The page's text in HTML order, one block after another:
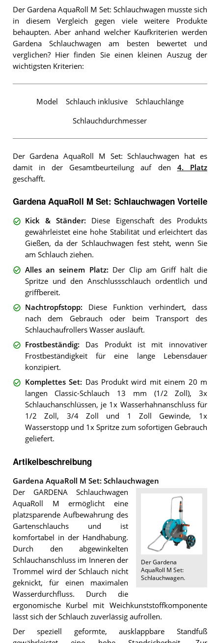
Der Gardena AquaRoll M Set: Schlauchwagen musste sich
in diesem Vergleich gegen viele weitere Produkte
behaupten. Aber anhand welcher Kaufkriterien werden
Gardena Schlauchwagen am besten bewertet und
verglichen? Hier finden Sie einen kleinen Auszug der
wichtigsten Kriterien:
Model Schlauch inklusive Schlauchlänge
Schlauchdurchmesser
Der Gardena AquaRoll M Set: Schlauchwagen hat es
damit in der Gesamtbeurteilung auf den 4. Platz
geschafft.
Gardena AquaRoll M Set: Schlauchwagen Vorteile
Kick & Ständer: Diese Eigenschaft des Produkts
gewährleistet eine hohe Stabilität und erleichtert das
Gießen, da der Schlauchwagen fest steht, wenn Sie
am Schlauch ziehen.
Alles an seinem Platz: Der Clip am Griff hält die
Spritze und den Anschlussschlauch ordentlich und
griffbereit.
Nachtropfstopp: Diese Funktion verhindert, dass
nach dem Gebrauch oder beim Transport des
Schlauchaufrollers Wasser ausläuft.
Frostbeständig: Das Produkt ist mit innovativer
Frostbeständigkeit für eine lange Lebensdauer
konzipiert.
Komplettes Set: Das Produkt wird mit einem 20 m
langen Classic-Schlauch 13 mm (1/2 Zoll), 3x
Schlauchanschlüssen, je 1x Wasserhahnanschluss für
1/2 Zoll, 3/4 Zoll und 1 Zoll Gewinde, 1x
Wasserstopp und 1x Spritze zum sofortigen Gebrauch
geliefert.
Artikelbeschreibung
Gardena AquaRoll M Set: Schlauchwagen
Der Gardena
AquaRoll M Set:
Schlauchwagen.
Der GARDENA Schlauchwagen
AquaRoll M ermöglicht eine
platzsparende Aufbewahrung des
Gartenschlauchs und ist
komfortabel in der Handhabung.
Durch den abgewinkelten
Schlauchanschluss im Inneren der
Trommel wird der Schlauch nicht
geknickt, für einen maximalen
Wasserdurchfluss. Durch die
ergonomische Kurbel mit Weichkunststoffkomponente
lässt sich der Schlauch zuverlässig aufrollen.
Der speziell geformte, ausklappbare Standfuß